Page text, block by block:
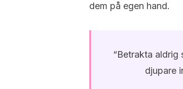
dem på egen hand.
“Betrakta aldrig
djupare